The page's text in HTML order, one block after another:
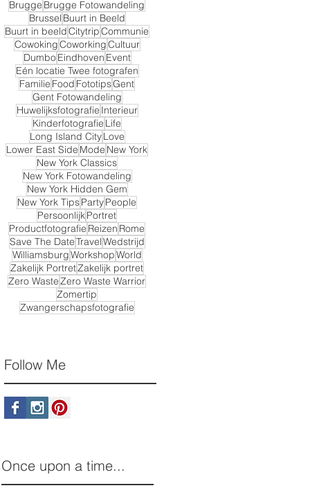
Brugge Brugge Fotowandeling
Brussel Buurt in Beeld
Buurt in beeldCitytripCommunie
CowokingCoworkingCultuur
DumboEindhoven Event
Eén locatie Twee fotografen
Familie Food FototipsGent
Gent Fotowandeling
Huwelijksfotografie Interieur
Kinderfotografie Life
Long Island CityLove
Lower East Side Mode New York
New York Classics
New York Fotowandeling
New York Hidden Gem
New York TipsPartyPeople
Persoonlijk Portret
Productfotografie Reizen Rome
Save The DateTravelWedstrijd
WilliamsburgWorkshopWorld
Zakelijk PortretZakelijk portret
Zero Waste Zero Waste Warrior
Zomertip
Zwangerschapsfotografie
Follow Me
Once upon a time...